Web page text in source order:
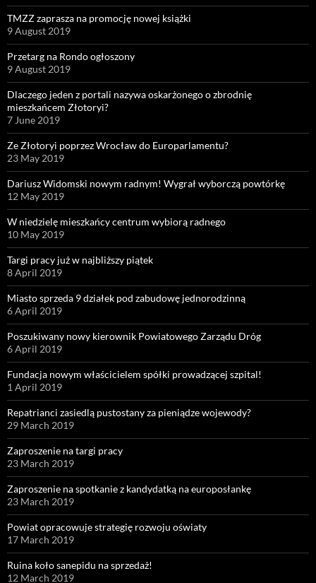
TMZZ zaprasza na promocję nowej książki
9 August 2019
Przetarg na Rondo ogłoszony
9 August 2019
Dlaczego jeden z portali nazywa oskarżonego o zbrodnię
mieszkańcem Złotoryi?
7 June 2019
Ze Złotoryi poprzez Wrocław do Europarlamentu?
23 May 2019
Dariusz Widomski nowym radnym! Wygrał wyborczą powtórkę
12 May 2019
W niedzielę mieszkańcy centrum wybiorą radnego
10 May 2019
Targi pracy już w najbliższy piątek
8 April 2019
Miasto sprzeda 9 działek pod zabudowę jednorodzinną
6 April 2019
Poszukiwany nowy kierownik Powiatowego Zarządu Dróg
6 April 2019
Fundacja nowym właścicielem spółki prowadzącej szpital!
1 April 2019
Repatrianci zasiedlą pustostany za pieniądze wojewody?
29 March 2019
Zaproszenie na targi pracy
23 March 2019
Zaproszenie na spotkanie z kandydatką na europosłankę
23 March 2019
Powiat opracowuje strategię rozwoju oświaty
17 March 2019
Ruina koło sanepidu na sprzedaż!
12 March 2019